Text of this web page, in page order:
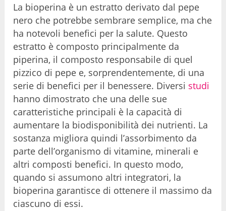
La bioperina è un estratto derivato dal pepe
nero che potrebbe sembrare semplice, ma che
ha notevoli benefici per la salute. Questo
estratto è composto principalmente da
piperina, il composto responsabile di quel
pizzico di pepe e, sorprendentemente, di una
serie di benefici per il benessere. Diversi studi
hanno dimostrato che una delle sue
caratteristiche principali è la capacità di
aumentare la biodisponibilità dei nutrienti. La
sostanza migliora quindi l’assorbimento da
parte dell’organismo di vitamine, minerali e
altri composti benefici. In questo modo,
quando si assumono altri integratori, la
bioperina garantisce di ottenere il massimo da
ciascuno di essi.